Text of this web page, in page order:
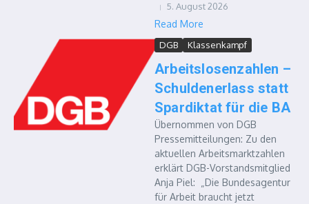
5. August 2026
Read More
DGB Klassenkampf
Arbeitslosenzahlen –
Schuldenerlass statt
Spardiktat für die BA
Übernommen von DGB
Pressemitteilungen: Zu den
aktuellen Arbeitsmarktzahlen
erklärt DGB-Vorstandsmitglied
Anja Piel: „Die Bundesagentur
für Arbeit braucht jetzt